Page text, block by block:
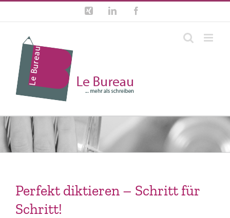
Zum
springen
Xing LinkedIn
Perfekt diktieren – Schritt für
Schritt!